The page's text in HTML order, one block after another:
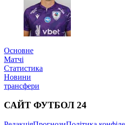
Основне
Матчі
Статистика
Новини
трансфери
САЙТ ФУТБОЛ 24